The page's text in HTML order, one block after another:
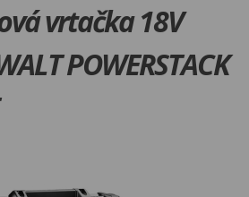
vrtačka 18V
POWERSTACK